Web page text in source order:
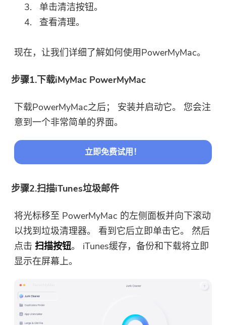
单击清洁按钮。
查看清理。
现在，让我们详细了解如何使用PowerMyMac。
步骤1.下载iMyMac PowerMyMac
下载PowerMyMac之后； 安装并启动它。 您会注
意到一个非常简单的界面。
立即免费试用！
步骤2.扫描iTunes垃圾邮件
将光标移至 PowerMyMac 的左侧面板并向下滚动
以找到垃圾清理器。 看到它后立即单击它。 然后
点击扫描按钮。 iTunes缓存，备份和下载将立即
显示在屏幕上。